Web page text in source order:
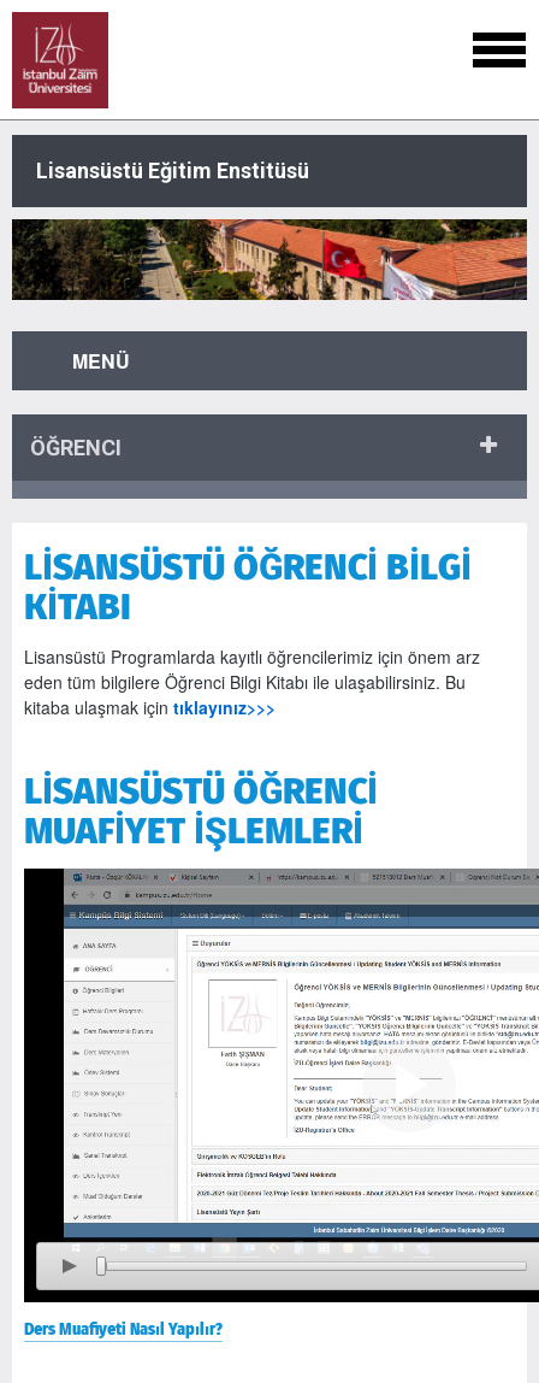
Lisansüstü Eğitim Enstitüsü
MENÜ
ÖĞRENCI
LİSANSÜSTÜ ÖĞRENCİ BİLGİ
KİTABI
Lisansüstü Programlarda kayıtlı öğrencilerimiz için önem arz
eden tüm bilgilere Öğrenci Bilgi Kitabı ile ulaşabilirsiniz. Bu
kitaba ulaşmak için tıklayınız>>>
LİSANSÜSTÜ ÖĞRENCİ
MUAFİYET İŞLEMLERİ
Ders Muafiyeti Nasıl Yapılır?